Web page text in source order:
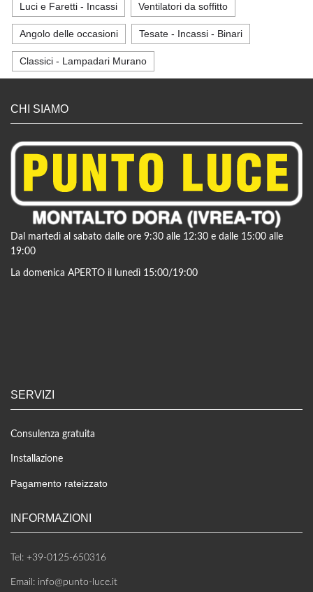
Luci e Faretti - Incassi Ventilatori da soffitto
Angolo delle occasioni Tesate - Incassi - Binari
Classici - Lampadari Murano
CHI SIAMO
Dal martedì al sabato dalle ore 9:30 alle 12:30 e dalle 15:00 alle
19:00
La domenica APERTO il lunedì 15:00/19:00
SERVIZI
Consulenza gratuita
Installazione
Pagamento rateizzato
INFORMAZIONI
Tel: +39-0125-650316
Email: info@punto-luce.it